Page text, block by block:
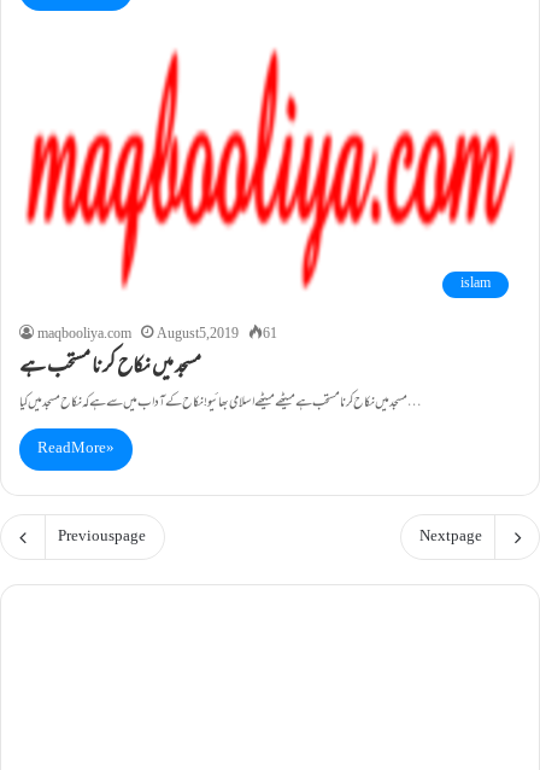
islam
maqbooliya.com
August 5, 2019 61
مسجد میں نکاح کرنا مستحب ہے
مسجد میں نکاح کرنا مستحب ہے میٹھے میٹھے اسلامی بھائیو!نکاح کے آداب میں سے ہے کہ نکاح مسجد میں کیا…
Read More »
Previous page Next page